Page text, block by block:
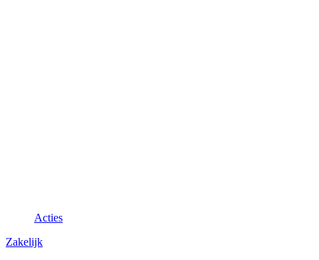
Acties
Zakelijk